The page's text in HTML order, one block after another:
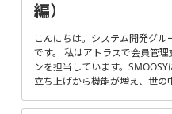
編）
こんにちは。システム開発グル
です。 私はアトラスで会員管
ンを担当しています。
立ち上げから機能が増え、世の